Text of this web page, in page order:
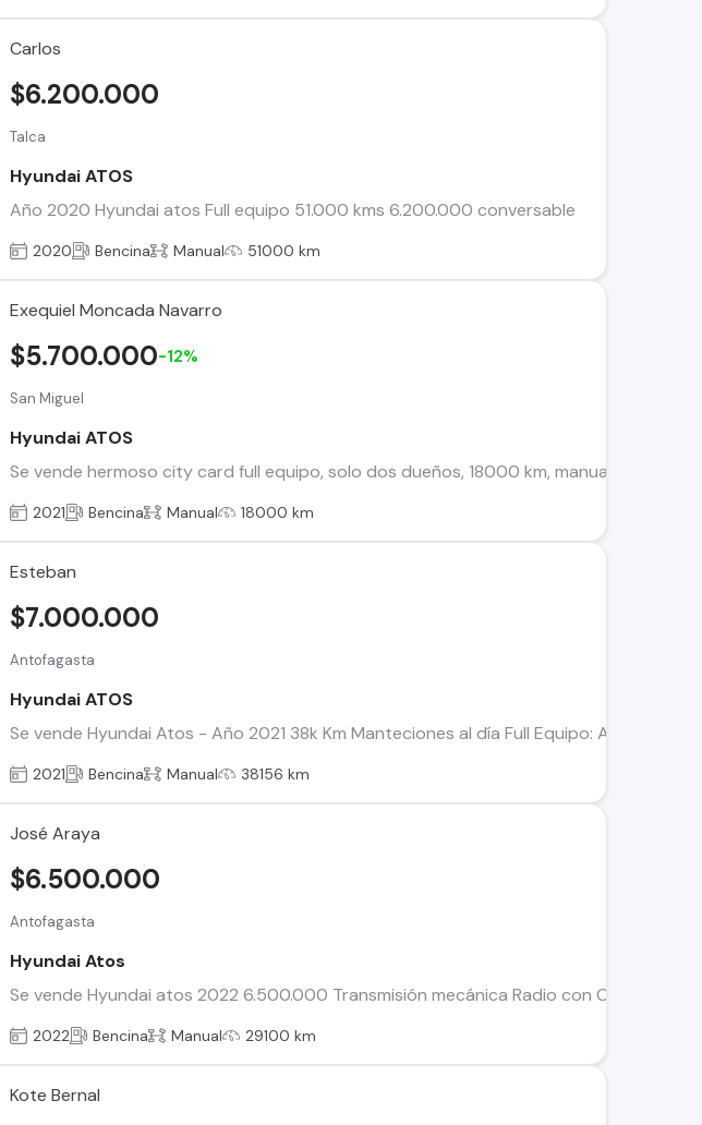
Carlos
Talca
Hyundai ATOS
Año 2020 Hyundai atos Full equipo 51.000 kms 6.200.000 conversable
$6.200.000
2020 Bencina Manual 51000 km
Exequiel Moncada Navarro
San Miguel
Hyundai ATOS
Se vende hermoso city card full equipo, solo dos dueños, 18000 km, manual, color gris
$5.700.000-12%
2021 Bencina Manual 18000 km
Esteban
Antofagasta
Hyundai ATOS
Se vende Hyundai Atos - Año 2021 38k Km Manteciones al día Full Equipo: A/C,
$7.000.000
2021 Bencina Manual 38156 km
José Araya
Antofagasta
Hyundai Atos
Se vende Hyundai atos 2022 6.500.000 Transmisión mecánica Radio con CarPlay
$6.500.000
2022 Bencina Manual 29100 km
Kote Bernal